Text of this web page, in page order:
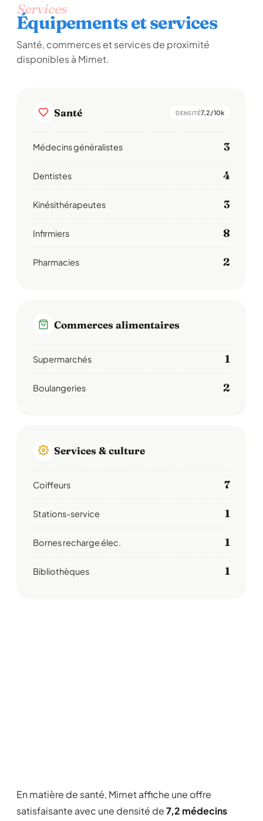
Services
Équipements et services
Santé, commerces et services de proximité
disponibles à Mimet.
Santé DENSITÉ7,2/10k
Médecins généralistes 3
Dentistes 4
Kinésithérapeutes 3
Infirmiers 8
Pharmacies 2
Commerces alimentaires
Supermarchés 1
Boulangeries 2
Services & culture
Coiffeurs 7
Stations-service 1
Bornes recharge élec. 1
Bibliothèques 1
En matière de santé, Mimet affiche une offre
satisfaisante avec une densité de7,2 médecins